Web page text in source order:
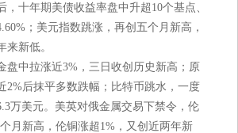
，十年期美债收益率盘中升超10个基点、
；美元指数跳涨，再创五个月新高，
来新低。
盘中拉涨近3%，三日收创历史新高；原
2%后抹平多数跌幅；比特币跳水，一度
万美元。美英对俄金属交易下禁令，伦
月新高，伦铜涨超1%，又创近两年新